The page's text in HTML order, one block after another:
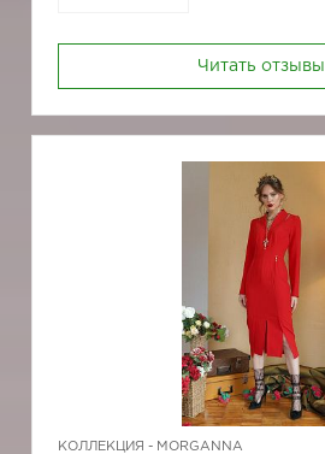
Читать отзывы
КОЛЛЕКЦИЯ - MORGANNA